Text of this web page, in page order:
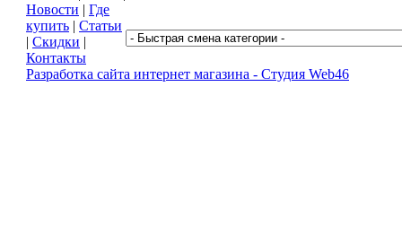
Новости | Где
купить | Статьи
| Скидки |
Контакты
Разработка сайта интернет магазина - Студия Web46